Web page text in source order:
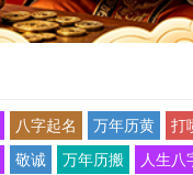
八字起名 万年历黄
打
敬诚 万年历搬 人生八